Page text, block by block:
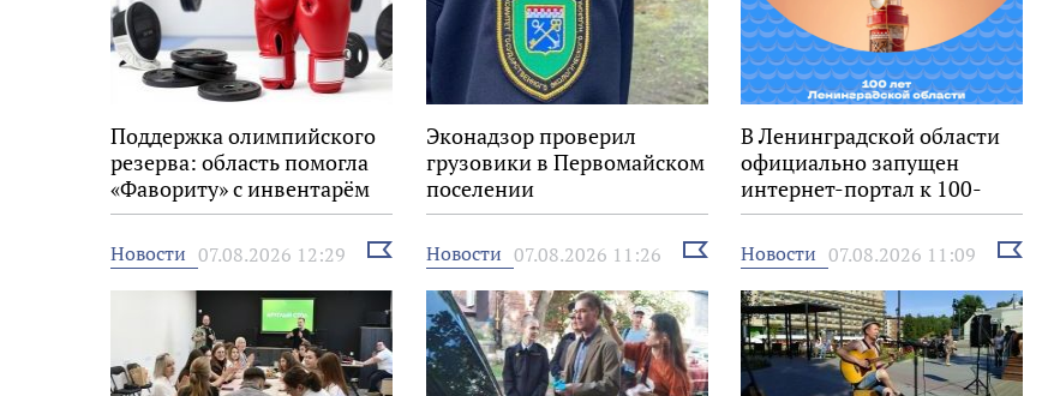
Поддержка олимпийского
резерва: область помогла
«Фавориту» с инвентарём
Эконадзор проверил
грузовики в Первомайском
поселении
В Ленинградской области
официально запущен
интернет-портал к 100-
летию региона
Новости 07.08.2026 12:29
Выбрать
новость
Новости 07.08.2026 11:26
Выбрать
новость
Новости 07.08.2026 11:09
Выбрать